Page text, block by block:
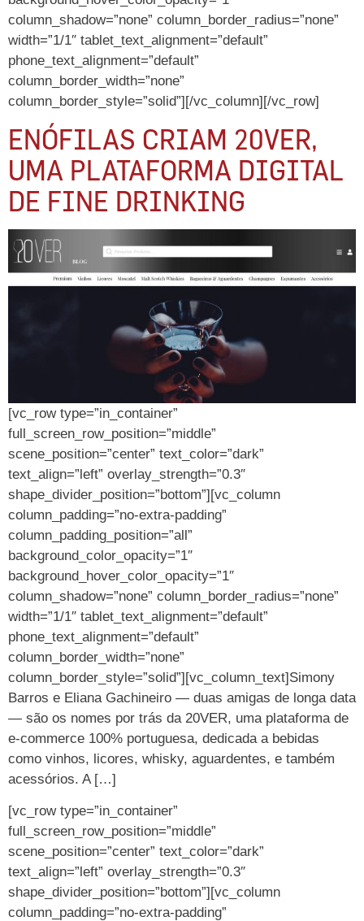
column_shadow=”none” column_border_radius=”none”
width=”1/1″ tablet_text_alignment=”default”
phone_text_alignment=”default”
column_border_width=”none”
column_border_style=”solid”][/vc_column][/vc_row]
ENÓFILAS CRIAM 20VER,
UMA PLATAFORMA DIGITAL
DE FINE DRINKING
[vc_row type=”in_container”
full_screen_row_position=”middle”
scene_position=”center” text_color=”dark”
text_align=”left” overlay_strength=”0.3″
shape_divider_position=”bottom”][vc_column
column_padding=”no-extra-padding”
column_padding_position=”all”
background_color_opacity=”1″
background_hover_color_opacity=”1″
column_shadow=”none” column_border_radius=”none”
width=”1/1″ tablet_text_alignment=”default”
phone_text_alignment=”default”
column_border_width=”none”
column_border_style=”solid”][vc_column_text]Simony
Barros e Eliana Gachineiro — duas amigas de longa data
— são os nomes por trás da 20VER, uma plataforma de
e-commerce 100% portuguesa, dedicada a bebidas
como vinhos, licores, whisky, aguardentes, e também
acessórios. A […]
[vc_row type=”in_container”
full_screen_row_position=”middle”
scene_position=”center” text_color=”dark”
text_align=”left” overlay_strength=”0.3″
shape_divider_position=”bottom”][vc_column
column_padding=”no-extra-padding”